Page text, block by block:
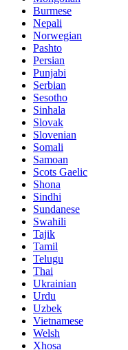
Burmese
Nepali
Norwegian
Pashto
Persian
Punjabi
Serbian
Sesotho
Sinhala
Slovak
Slovenian
Somali
Samoan
Scots Gaelic
Shona
Sindhi
Sundanese
Swahili
Tajik
Tamil
Telugu
Thai
Ukrainian
Urdu
Uzbek
Vietnamese
Welsh
Xhosa